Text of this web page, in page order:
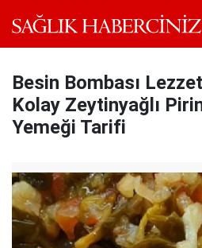
Besin Bombası
Kolay Zeytinyağlı
Yemeği Tarifi